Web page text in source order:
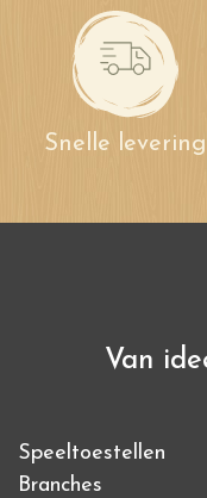
Snelle levering
Van
Speeltoestellen
Branches